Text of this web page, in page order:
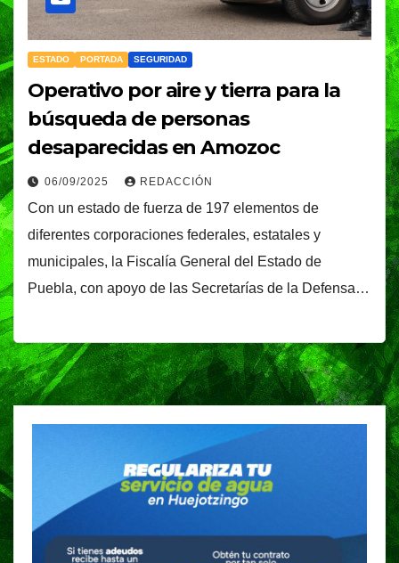
ESTADO PORTADA SEGURIDAD
Operativo por aire y tierra para la
búsqueda de personas
desaparecidas en Amozoc
06/09/2025 REDACCIÓN
Con un estado de fuerza de 197 elementos de
diferentes corporaciones federales, estatales y
municipales, la Fiscalía General del Estado de
Puebla, con apoyo de las Secretarías de la Defensa…